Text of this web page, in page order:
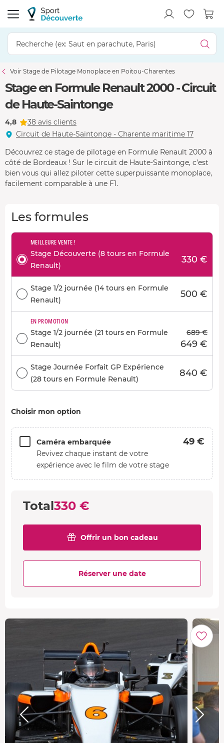
Voir Stage de Pilotage Monoplace en Poitou-Charentes
Stage en Formule Renault 2000 - Circuit
de Haute-Saintonge
4,8
38 avis clients
Circuit de Haute-Saintonge - Charente maritime 17
Découvrez ce stage de pilotage en Formule Renault 2000 à
côté de Bordeaux ! Sur le circuit de Haute-Saintonge, c’est
bien vous qui allez piloter cette superpuissante monoplace,
facilement comparable à une F1.
Les formules
MEILLEURE VENTE !
Stage Découverte (8 tours en Formule
Renault)
330 €
Stage 1/2 journée (14 tours en Formule
Renault)
500 €
EN PROMOTION
Stage 1/2 journée (21 tours en Formule
Renault)
689 €
649 €
Stage Journée Forfait GP Expérience
(28 tours en Formule Renault)
840 €
Choisir mon option
Caméra embarquée
Revivez chaque instant de votre
expérience avec le film de votre stage
49 €
Total330 €
Offrir un bon cadeau
Réserver une date